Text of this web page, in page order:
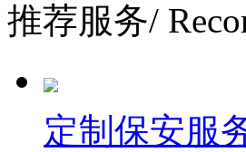
推荐服务/
定制保安服